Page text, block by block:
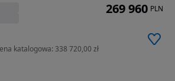
katalogowa: 338 720,00 zł
269 960 PLN